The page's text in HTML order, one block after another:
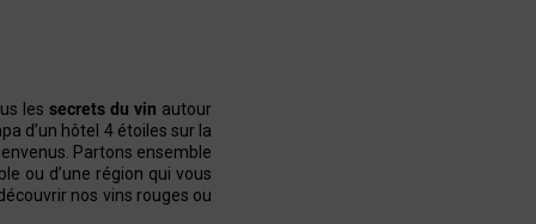
lessecrets du vin autour
d’un hôtel 4 étoiles sur la
Partons ensemble
ou d’une région qui vous
nos vins rouges ou